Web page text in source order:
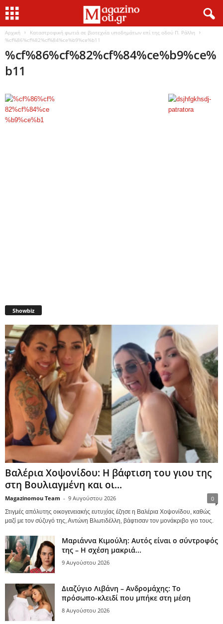
Αρχική
Kαταστροφική φωτιά σε βιοτεχνία υποδημάτων επί της οδού Π. Ράλλη
%cf%86%cf%82%cf%84%ce%b9%ce%b11
%cf%86%cf%82%cf%84%ce%b9%ce%
b11
Showbiz
Βαλέρια Χοψονίδου: Η βάφτιση του γιου της
στη Βουλιαγμένη και οι...
Magazinomou Team - 9 Αυγούστου 2026 0
Στιγμές απόλυτης οικογενειακής ευτυχίας έζησε η Βαλέρια Χοψονίδου, καθώς
μαζί με τον σύζυγό της, Αντώνη Βλωτιδέλλη, βάφτισαν τον μονάκριβο γιο τους.
Μαριάννα Κιμούλη: Αυτός είναι ο σύντροφός
της – Η σχέση μακριά...
9 Αυγούστου 2026
Διαζύγιο Λιβάνη – Ανδρομάχης: Το
πρόσωπο-κλειδί που μπήκε στη μέση
8 Αυγούστου 2026